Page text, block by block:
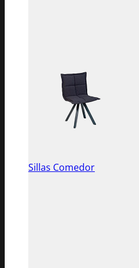
Sillas Comedor